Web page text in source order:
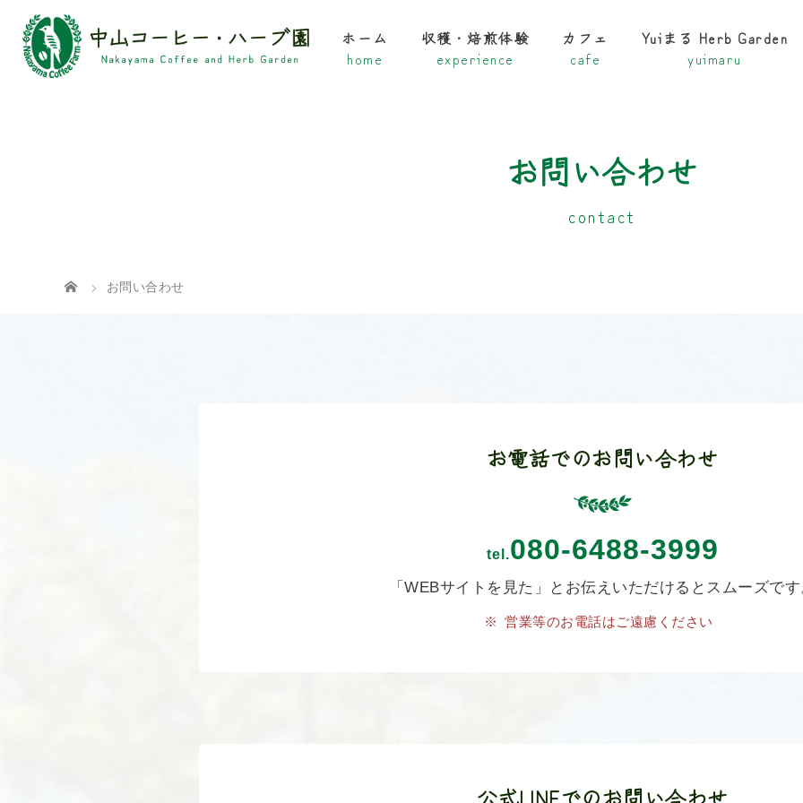
ホーム 収穫・焙煎体験 カフェ Yuiまる Herb Garden
お問い合わせ
contact
お問い合わせ
お電話でのお問い合わせ
tel.080-6488-3999
「WEBサイトを見た」とお伝えいただけるとスムーズで
営業等のお電話はご遠慮ください